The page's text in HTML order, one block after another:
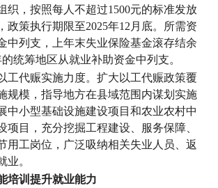
织，按照每人不超过1500元的标准发放
政策执行期限至2025年12月底。所需资
中列支，上年末失业保险基金滚存结余
统筹地区从就业补助资金中列支。
工代赈实施力度。 扩大以工代赈政策覆
规模，指导地方在县域范围内谋划实施
中小型基础设施建设项目和农业农村中
项目，充分挖掘工程建设、服务保障、
用工岗位，广泛吸纳相关失业人员、返
业。
培训提升就业能力